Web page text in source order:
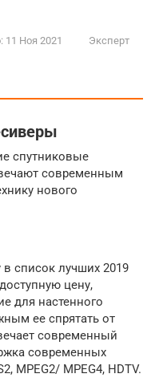
11 Ноя 2021
Эксперт
спутниковые
современным
нового
список лучших 2019
цену,
для настенного
ее спрятать от
современный
современных
MPEG2/ MPEG4, HDTV.